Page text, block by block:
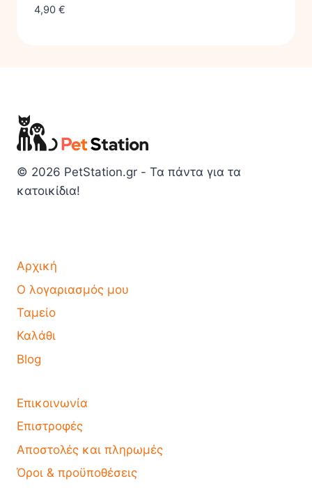
4,90 €
© 2026 PetStation.gr - Τα πάντα για τα
κατοικίδια!
Αρχική
Ο λογαριασμός μου
Ταμείο
Καλάθι
Blog
Επικοινωνία
Επιστροφές
Αποστολές και πληρωμές
Όροι & προϋποθέσεις